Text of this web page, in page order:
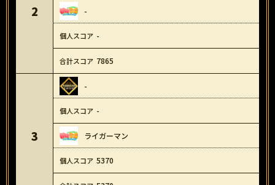
2 -
-
7865
3
-
-
ライガーマン
5370